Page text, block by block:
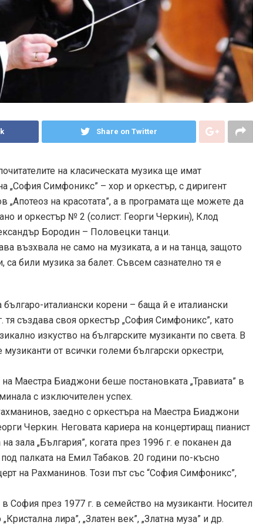
Share on Twitter
на класическата музика ще имат
„София Симфоникс” – хор и оркестър, с диригент
на красотата”, а в програмата ще можете да
и оркестър № 2 (солист: Георги Черкин), Клод
Бородин – Половецки танци.
възхвала не само на музиката, а и на танца, защото
са били музика за балет. Съвсем сазнателно тя е
италиански корени – баща й е италиански
тя създава своя оркестър „София Симфоникс”, като
изкуство на българските музиканти по света. В
от всички големи български оркестри,
Маестра Биаджони беше постановката „Травиата” в
с изключителен успех.
заедно с оркестъра на Маестра Биаджони
Черкин. Неговата кариера на концертиращ пианист
зала „България”, когата през 1996 г. е поканен да
палката на Емил Табаков. 20 години по-късно
на Рахманинов. Този път със “София Симфоникс”,
София през 1977 г. в семейство на музиканти. Носител
лира”, „Златен век”, „Златна муза” и др.